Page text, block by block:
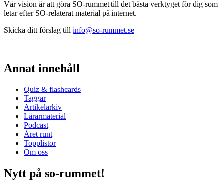
Vår vision är att göra SO-rummet till det bästa verktyget för dig som
letar efter SO-relaterat material på internet.
Skicka ditt förslag till info@so-rummet.se
Annat innehåll
Quiz & flashcards
Taggar
Artikelarkiv
Lärarmaterial
Podcast
Året runt
Topplistor
Om oss
Nytt på so-rummet!